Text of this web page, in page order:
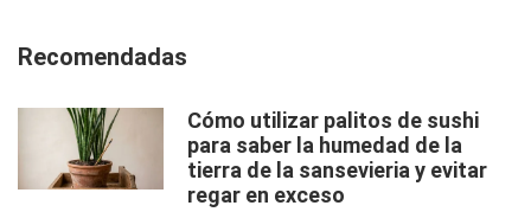
Recomendadas
Cómo utilizar palitos de sushi
para saber la humedad de la
tierra de la sansevieria y evitar
regar en exceso